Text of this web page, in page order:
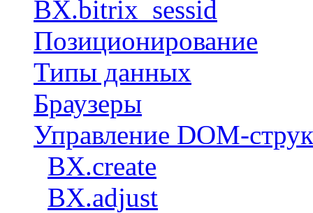
BX.bitrix_sessid
Позиционирование
Типы данных
Браузеры
Управление DOM-
BX.create
BX.adjust